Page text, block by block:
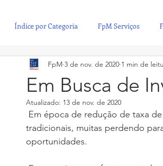
Índice por Categoria FpM Serviços
Controladoria
Café e Amigos Top 12
Em Busca de
FpM 3 de nov. de 2020 1 min de
Atualizado: 13 de nov. de 2020
tradicionais, muitas perdendo
oportunidades.